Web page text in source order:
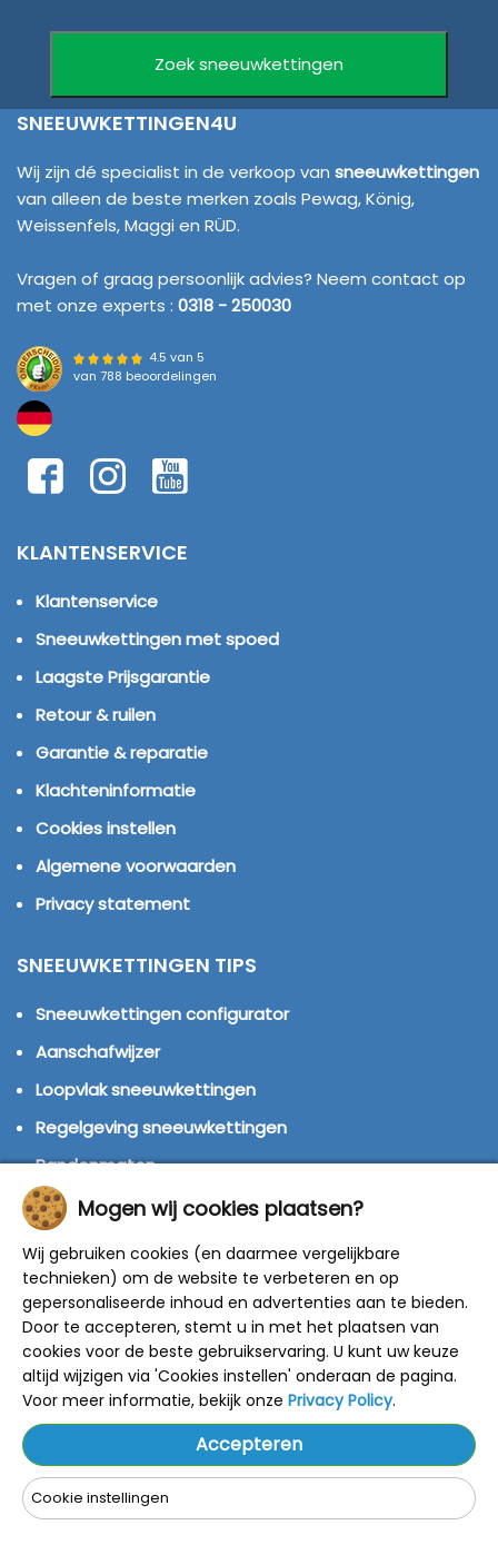
SNEEUWKETTINGEN4U
Wij zijn dé specialist in de verkoop van sneeuwkettingen
van alleen de beste merken zoals Pewag, König,
Weissenfels, Maggi en RÜD.
Vragen of graag persoonlijk advies? Neem contact op
met onze experts : 0318 - 250030
4.5 van 5
van 788 beoordelingen
KLANTENSERVICE
Klantenservice
Sneeuwkettingen met spoed
Laagste Prijsgarantie
Retour & ruilen
Garantie & reparatie
Klachteninformatie
Cookies instellen
Algemene voorwaarden
Privacy statement
SNEEUWKETTINGEN TIPS
Sneeuwkettingen configurator
Aanschafwijzer
Loopvlak sneeuwkettingen
Regelgeving sneeuwkettingen
Bandenmaten
Montage handleidingen
Winterbanden
© 2014 - 2025 Sneeuwkettingen4u - Alle rechten
voorbehouden
De getoonde adviesprijzen zijn door de fabrikant
bepaald.
Alle prijzen zijn inclusief BTW en verzendkosten.
Mogen wij cookies plaatsen?
Wij gebruiken cookies (en daarmee vergelijkbare
technieken) om de website te verbeteren en op
gepersonaliseerde inhoud en advertenties aan te bieden.
Door te accepteren, stemt u in met het plaatsen van
cookies voor de beste gebruikservaring. U kunt uw keuze
altijd wijzigen via 'Cookies instellen' onderaan de pagina.
Voor meer informatie, bekijk onze Privacy Policy.
Accepteren
Cookie instellingen